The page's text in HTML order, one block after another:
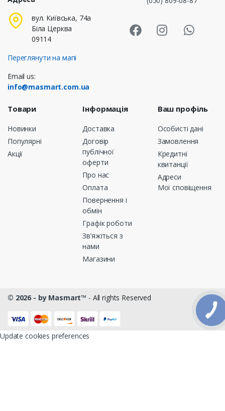
вул. Київська, 74а
Біла Церква
09114
Переглянути на мапі
Email us:
info@masmart.com.ua
Товари
Новинки
Популярні
Акції
Інформація
Доставка
Договір
публічної
оферти
Про нас
Оплата
Повернення і
обмін
Графік роботи
Зв’яжіться з
нами
Магазини
Ваш профіль
Особисті дані
Замовлення
Кредитні
квитанції
Адреси
Мої сповіщення
© 2026 - by Masmart™ - All rights Reserved
Update cookies preferences